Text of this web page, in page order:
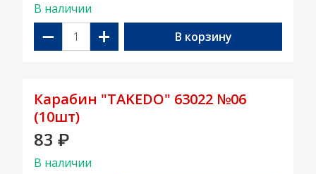
В наличии
− + В корзину
Карабин "TAKEDO" 63022 №06
(10шт)
83 ₽
В наличии